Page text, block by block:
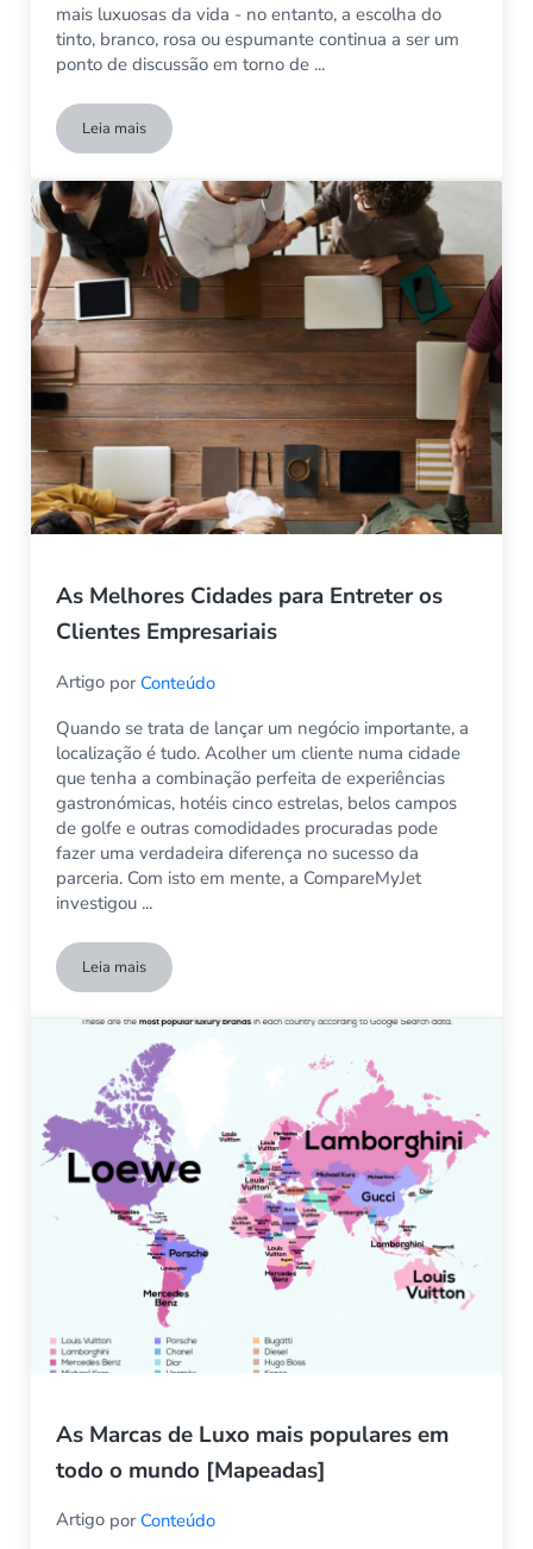
mais luxuosas da vida - no entanto, a escolha do
tinto, branco, rosa ou espumante continua a ser um
ponto de discussão em torno de ...
Leia maisO Índice Mundial do Hábito do Vinho
As Melhores Cidades para Entreter os
Clientes Empresariais
Artigo por Conteúdo
Quando se trata de lançar um negócio importante, a
localização é tudo. Acolher um cliente numa cidade
que tenha a combinação perfeita de experiências
gastronómicas, hotéis cinco estrelas, belos campos
de golfe e outras comodidades procuradas pode
fazer uma verdadeira diferença no sucesso da
parceria. Com isto em mente, a CompareMyJet
investigou ...
Leia maisAs Melhores Cidades para Entreter os Clientes Empresariais
As Marcas de Luxo mais populares em
todo o mundo [Mapeadas]
Artigo por Conteúdo